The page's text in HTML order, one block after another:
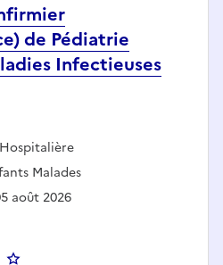
de Pédiatrie
Infectieuses
Malades
août 2026
: Infirmier(ère)/Infirmier